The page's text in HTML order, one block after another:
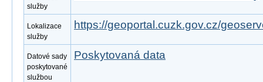
služby
Lokalizace
služby
https://geoportal.cuzk.gov.cz/
Datové sady
poskytované
službou
Poskytovaná data